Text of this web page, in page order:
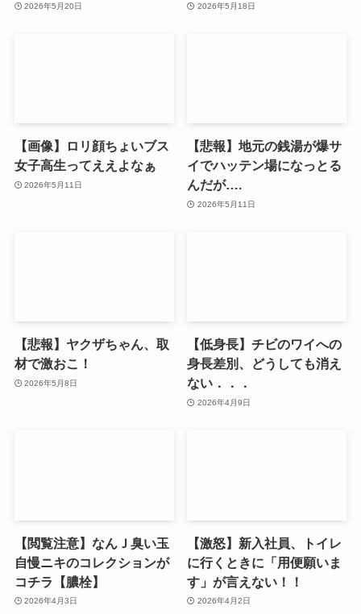
2026年5月20日 2026年5月18日
【画像】ロリ顔ちょいブス
女子高生ってええよなぁ
2026年5月11日
【悲報】地元の銭湯が爆サ
イでハッテン場になっとる
んだが….
2026年5月11日
【悲報】ヤクザちゃん、取
材で激おこ！
2026年5月8日
【低身長】チビのワイへの
身長差別、どうしても消え
ない．．．
2026年4月9日
【閲覧注意】なんＪ臭い玉
自慢ニキのコレクションが
コチラ【膿栓】
2026年4月3日
【激怒】新入社員、トイレ
に行くときに「用便願いま
す」が言えない！！
2026年4月2日